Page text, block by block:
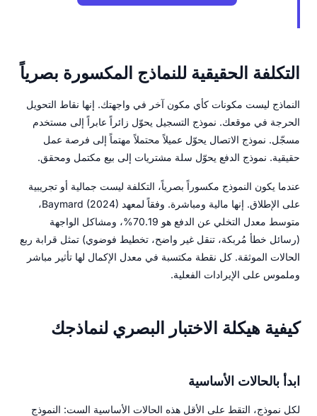
التكلفة الحقيقية للنماذج المكسورة بصرياً
النماذج ليست مكونات كأي مكون آخر في واجهتك. إنها نقاط التحويل
الحرجة في موقعك. نموذج التسجيل يحوّل زائراً عابراً إلى مستخدم
مسجّل. نموذج الاتصال يحوّل عميلاً محتملاً مهتماً إلى فرصة عمل
حقيقية. نموذج الدفع يحوّل سلة مشتريات إلى بيع مكتمل ومحقق.
عندما يكون النموذج مكسوراً بصرياً، التكلفة ليست جمالية أو تجريبية
على الإطلاق. إنها مالية ومباشرة. وفقاً لمعهد Baymard (2024)،
متوسط معدل التخلي عن الدفع هو 70.19%، ومشاكل الواجهة
(رسائل خطأ مُربكة، تنقل غير واضح، تخطيط فوضوي) تمثل قرابة ربع
الحالات الموثقة. كل نقطة مكتسبة في معدل الإكمال لها تأثير مباشر
وملموس على الإيرادات الفعلية.
كيفية هيكلة الاختبار البصري لنماذجك
ابدأ بالحالات الأساسية
لكل نموذج، التقط على الأقل هذه الحالات الأساسية الست: النموذج